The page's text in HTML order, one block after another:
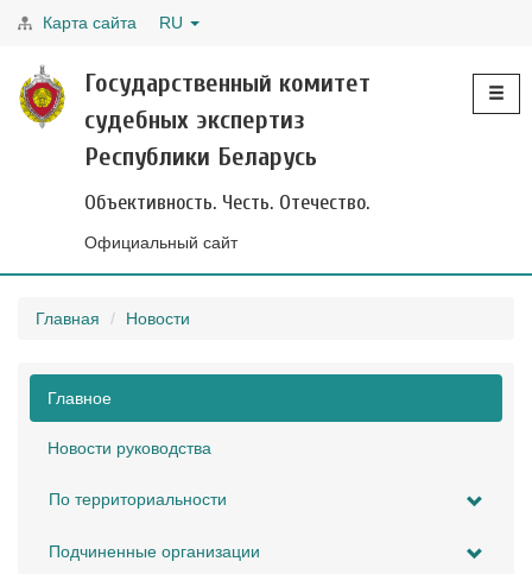
Карта сайта RU
Государственный комитет
судебных экспертиз
Республики Беларусь
Объективность. Честь. Отечество.
Официальный сайт
Главная Новости
Главное
Новости руководства
По территориальности
Подчиненные организации